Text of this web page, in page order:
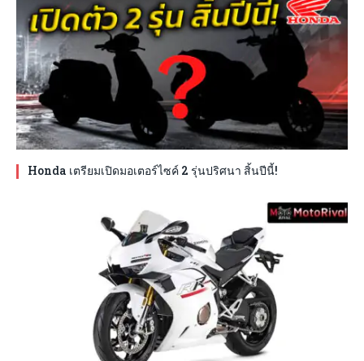
Honda เตรียมเปิดมอเตอร์ไซค์ 2 รุ่นปริศนา สิ้นปีนี้!